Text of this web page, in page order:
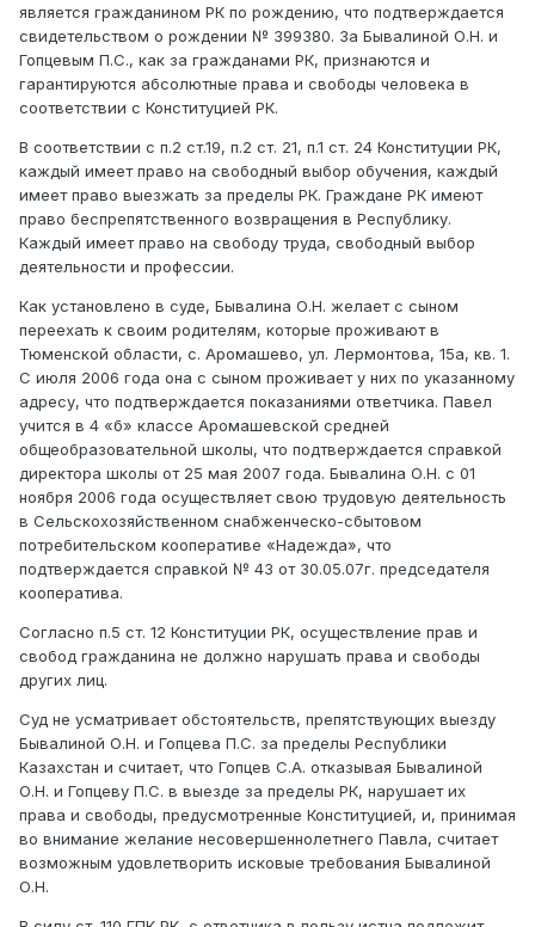
является гражданином РК по рождению, что подтверждается
свидетельством о рождении № 399380. За Бывалиной О.Н. и
Гопцевым П.С., как за гражданами РК, признаются и
гарантируются абсолютные права и свободы человека в
соответствии с Конституцией РК.
В соответствии с п.2 ст.19, п.2 ст. 21, п.1 ст. 24 Конституции РК,
каждый имеет право на свободный выбор обучения, каждый
имеет право выезжать за пределы РК. Граждане РК имеют
право беспрепятственного возвращения в Республику.
Каждый имеет право на свободу труда, свободный выбор
деятельности и профессии.
Как установлено в суде, Бывалина О.Н. желает с сыном
переехать к своим родителям, которые проживают в
Тюменской области, с. Аромашево, ул. Лермонтова, 15а, кв. 1.
С июля 2006 года она с сыном проживает у них по указанному
адресу, что подтверждается показаниями ответчика. Павел
учится в 4 «б» классе Аромашевской средней
общеобразовательной школы, что подтверждается справкой
директора школы от 25 мая 2007 года. Бывалина О.Н. с 01
ноября 2006 года осуществляет свою трудовую деятельность
в Сельскохозяйственном снабженческо-сбытовом
потребительском кооперативе «Надежда», что
подтверждается справкой № 43 от 30.05.07г. председателя
кооператива.
Согласно п.5 ст. 12 Конституции РК, осуществление прав и
свобод гражданина не должно нарушать права и свободы
других лиц.
Суд не усматривает обстоятельств, препятствующих выезду
Бывалиной О.Н. и Гопцева П.С. за пределы Республики
Казахстан и считает, что Гопцев С.А. отказывая Бывалиной
О.Н. и Гопцеву П.С. в выезде за пределы РК, нарушает их
права и свободы, предусмотренные Конституцией, и, принимая
во внимание желание несовершеннолетнего Павла, считает
возможным удовлетворить исковые требования Бывалиной
О.Н.